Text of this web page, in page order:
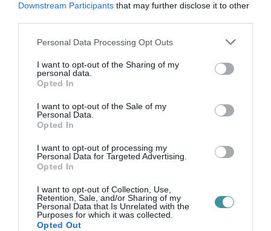
Downstream Participants that may further disclose it to other
Please note that this website/app uses one or more Google
not limited to your visit or usage behaviour. You may click to
grant or deny consent to Google and its third-party tags to
use your data for below specified purposes in below Google
consent section.
Personal Data Processing Opt Outs
I want to opt-out of the Sharing of my
personal data.
Opted In
I want to opt-out of the Sale of my
Personal Data.
Opted In
I want to opt-out of processing my
Personal Data for Targeted Advertising.
Opted In
I want to opt-out of Collection, Use,
Retention, Sale, and/or Sharing of my
Personal Data that Is Unrelated with the
Purposes for which it was collected.
Opted Out
Legfrissebb híreink
2026. augusztus 08 Mindenki ügye
BAKA ANDRÁST JELÖLI KÖZTÁRSASÁGI
2026. augusztus 08